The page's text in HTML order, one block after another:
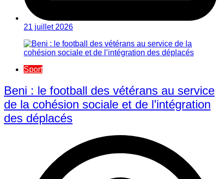
21 juillet 2026
Sport
Beni : le football des vétérans au service
de la cohésion sociale et de l’intégration
des déplacés​